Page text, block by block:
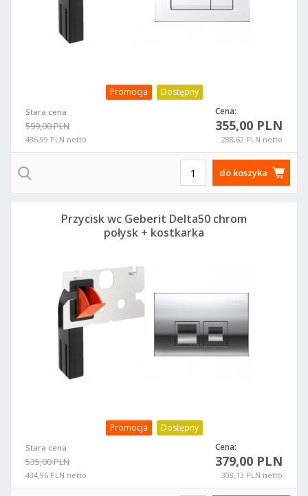
Promocja Dostępny
Stara cena
599,00 PLN
486,99 PLN netto
Cena:
355,00 PLN
288,62 PLN netto
do koszyka
Promocja Dostępny
Stara cena
535,00 PLN
434,96 PLN netto
Cena:
379,00 PLN
308,13 PLN netto
Przycisk wc Geberit Delta50 chrom
połysk + kostkarka